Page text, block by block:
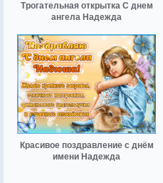
Трогательная открытка С днем
ангела Надежда
Красивое поздравление с днём
имени Надежда